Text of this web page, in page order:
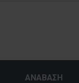
ΑΝΆΒΑΣΗ